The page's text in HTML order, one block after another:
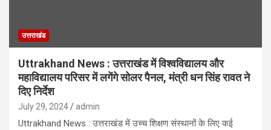
उत्तराखंड
Uttrakhand News : उत्तराखंड में विश्वविद्यालय और
महाविद्यालय परिसर में लगेंगे सोलर पैनल, मंत्री धन सिंह रावत ने
दिए निर्देश
July 29, 2024 admin
Uttrakhand News : उत्तराखंड में उच्च शिक्षण संस्थानों के लिए कई